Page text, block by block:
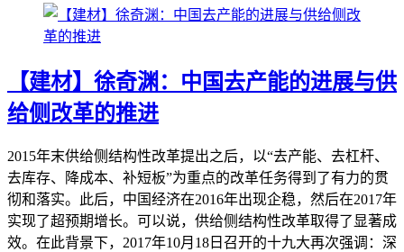
【建材】徐奇渊：中国去产能的进展与供
给侧改革的推进
2015年末供给侧结构性改革提出之后，以“去产能、去杠杆、
去库存、降成本、补短板”为重点的改革任务得到了有力的贯
彻和落实。此后，中国经济在2016年出现企稳，然后在2017年
实现了超预期增长。可以说，供给侧结构性改革取得了显著成
效。在此背景下，2017年10月18日召开的十九大再次强调：深